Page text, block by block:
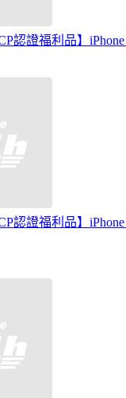
認證福利品】
認證福利品】